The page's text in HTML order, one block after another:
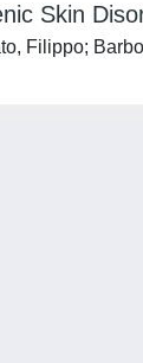
Skin
Filippo;